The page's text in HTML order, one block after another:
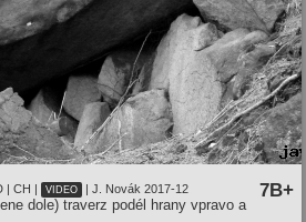
| CH | VIDEO | J. Novák 2017-12 7B+
dole) traverz podél hrany vpravo a